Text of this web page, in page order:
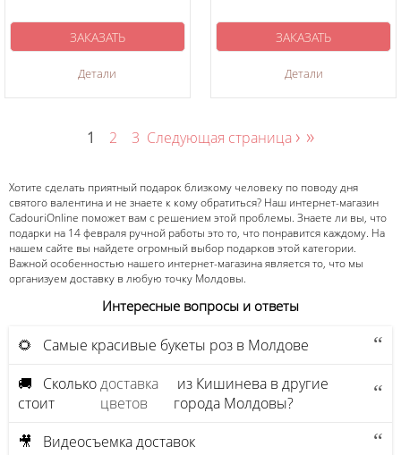
Детали
ЗАКАЗАТЬ
Детали
ЗАКАЗАТЬ
1 2 3 Следующая страница › »
Хотите сделать приятный подарок близкому человеку по поводу дня
святого валентина и не знаете к кому обратиться? Наш интернет-магазин
CadouriOnline поможет вам с решением этой проблемы. Знаете ли вы, что
подарки на 14 февраля ручной работы это то, что понравится каждому. На
нашем сайте вы найдете огромный выбор подарков этой категории.
Важной особенностью нашего интернет-магазина является то, что мы
организуем доставку в любую точку Молдовы.
Интересные вопросы и ответы
🌻 Самые красивые букеты роз в Молдове
🚚 Сколько
стоит
доставка
цветов
из Кишинева в другие
города Молдовы?
🎥 Видеосъемка доставок